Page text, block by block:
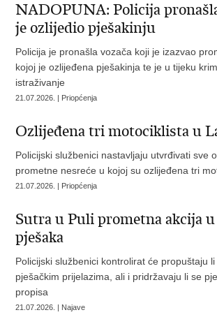
NADOPUNA: Policija
je ozlijedio pješakinju
Policija je pronašla vozača koji je izazvao
kojoj je ozlijeđena pješakinja te je u tijeku
istraživanje
21.07.2026. | Priopćenja
Ozlijeđena tri motociklista u
Policijski službenici nastavljaju utvrđivati sve
prometne nesreće u kojoj su ozlijeđena tri
21.07.2026. | Priopćenja
Sutra u Puli prometna akcija
pješaka
Policijski službenici kontrolirat će propuštaju
pješačkim prijelazima, ali i pridržavaju li se
propisa
21.07.2026. | Najave